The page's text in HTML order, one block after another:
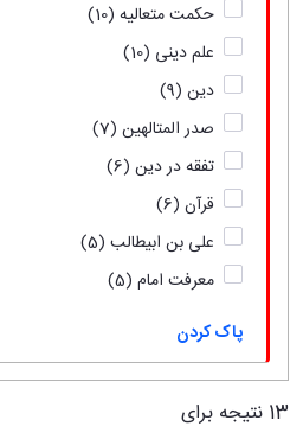
حکمت متعالیه (10)
علم دینی (10)
دین (9)
صدر المتالهین (7)
تفقه در دین (6)
قرآن (6)
علی بن ابیطالب (5)
معرفت امام (5)
پاک کردن
13 نتیجه برای